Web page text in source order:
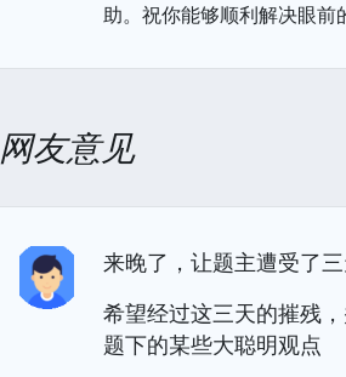
助。祝你能够顺利解决眼前
网友意见
来晚了，让题主遭受了
希望经过这三天的摧残
题下的某些大聪明观点